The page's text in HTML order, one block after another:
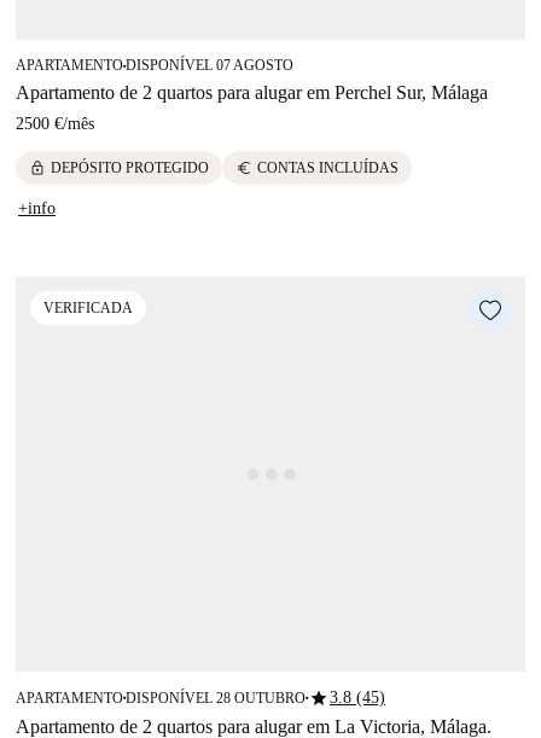
APARTAMENTO■DISPONÍVEL 07 AGOSTO
Apartamento de 2 quartos para alugar em Perchel Sur, Málaga
2500 €/mês
lock DEPÓSITO PROTEGIDO euro CONTAS INCLUÍDAS
+info
VERIFICADA
APARTAMENTO■DISPONÍVEL 28 OUTUBRO■star3.8 (45)
Apartamento de 2 quartos para alugar em La Victoria, Málaga.